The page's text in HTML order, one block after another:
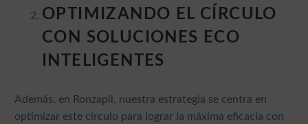
OPTIMIZANDO EL CÍRCULO
CON SOLUCIONES ECO
INTELIGENTES
Además, en Ronzapil, nuestra estrategia se centra en
optimizar este círculo para lograr la máxima eficacia con